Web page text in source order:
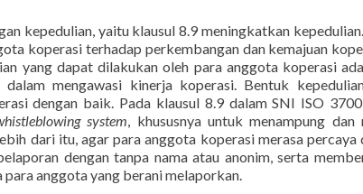
kepedulian, yaitu klausul 8.9 meningkatkan
koperasi terhadap perkembangan dan kemajuan
yang dapat dilakukan oleh para anggota koperasi
mengawasi kinerja koperasi. Bentuk
dengan baik. Pada klausul 8.9 dalam SNI ISO
system, khususnya untuk menampung
dari itu, agar para anggota koperasi merasa
dengan tanpa nama atau anonim, serta
para anggota yang berani melaporkan.